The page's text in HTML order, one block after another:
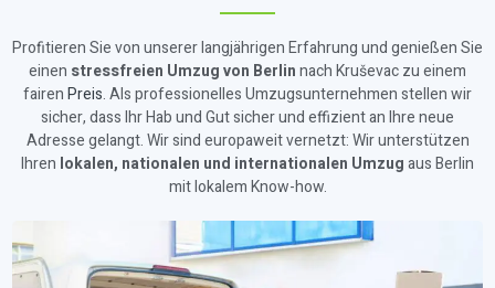
Profitieren Sie von unserer langjährigen Erfahrung und genießen Sie
einen stressfreien Umzug von Berlinnach Kruševac zu einem
fairenPreis. Als professionelles Umzugsunternehmen stellen wir
sicher, dass Ihr Hab und Gut sicher und effizient an Ihre neue
Adresse gelangt. Wir sind europaweit vernetzt: Wir unterstützen
Ihren lokalen, nationalen und internationalen Umzugaus Berlin
mit lokalem Know-how.